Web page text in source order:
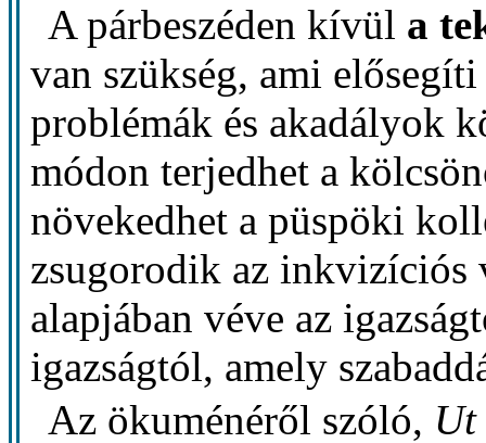
A párbeszéden kívül a
van szükség, ami
problémák és akadályok
módon terjedhet a
növekedhet a püspöki
zsugorodik az inkvizíciós
alapjában véve az
igazságtól, amely
Az ökuménéről szóló, Ut